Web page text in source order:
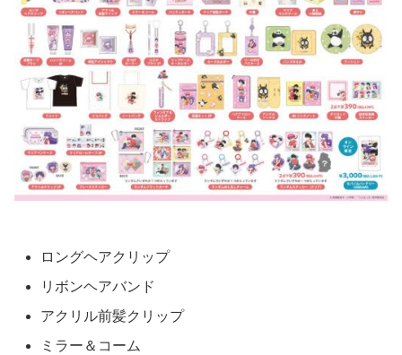
ロングヘアクリップ
リボンヘアバンド
アクリル前髪クリップ
ミラー＆コーム